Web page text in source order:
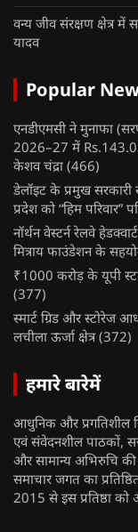
वन्य जीव संरक्षण क्षेत्र
यादव
Popular
एनडीएमसी ने मुनाफा
2026–27 में
केशव चंद्रा (466)
डेलॉइट के प्रमुख
प्रदेश को “हिम परिवार”
नॉर्थन वेस्टर्न रेलवे
मित्राय फाउंडेशन के
₹1000 करोड़ के यूपी
(377)
स्मार्ट ग्रिड और स्टोरेज
लचीला ऊर्जा क्षेत्र (372)
हमारे बारेमें
आधुनिक और प्रगतिशील
एवं संवेदनशील पाठकों,
और सामान्य अभिरुचि
समाचार जगत का
2015 से इस प्रतिष्ठा को